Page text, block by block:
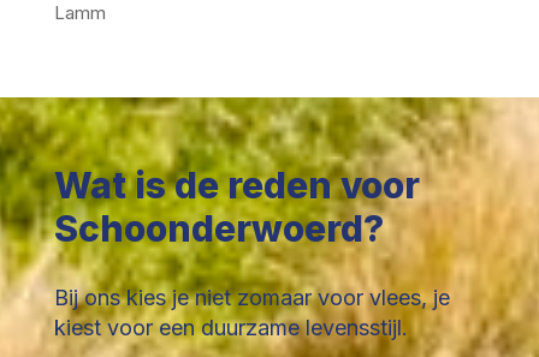
Lamm
Wat is de reden voor
Schoonderwoerd?
Bij ons kies je niet zomaar voor vlees, je
kiest voor een duurzame levensstijl.